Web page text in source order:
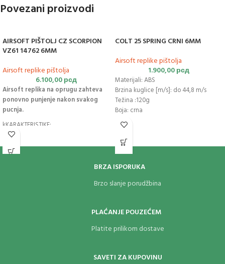
Povezani proizvodi
AIRSOFT PIŠTOLJ CZ SCORPION
VZ61 14762 6MM
Airsoft replike pištolja
6.100,00рсд
Airsoft replika na oprugu zahteva
ponovno punjenje nakon svakog
pucnja.
kKARAKTERISTIKE:
Kalibar: 6 mm
Materijal: Polimer
COLT 25 SPRING CRNI 6MM
Airsoft replike pištolja
1.900,00рсд
Materijali: ABS
Brzina kuglice [m/s]: do 44,8 m/s
Težina :120g
Boja: crna
Energija: 0,1J
Hop-Up: Fiksni
Proizvođač:
BRZA ISPORUKA
Brzo slanje porudžbina
PLAĆANJE POUZEĆEM
Platite prilikom dostave
SAVETI ZA KUPOVINU